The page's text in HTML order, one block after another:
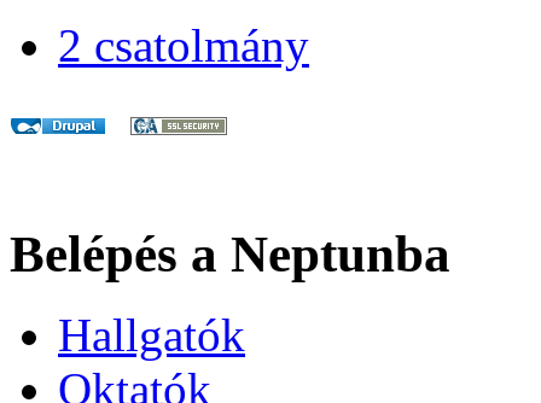
2 csatolmány
Belépés a Neptunba
Hallgatók
Oktatók